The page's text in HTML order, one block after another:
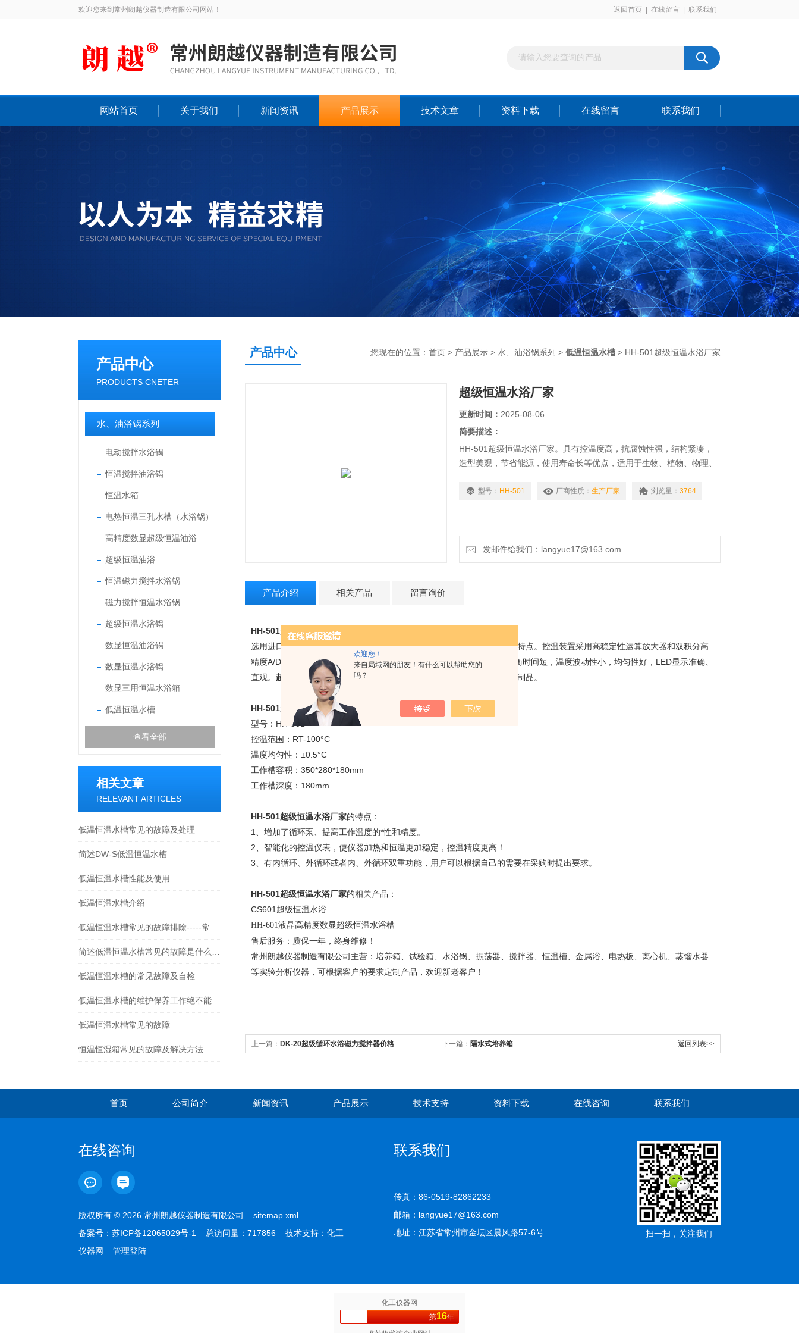
欢迎您！
来自局域网的朋友！有什么可以帮助您的
吗？
欢迎您来到常州朗越仪器制造有限公司网站！ 返回首页 在线留言 联系我们
网站首页 关于我们 新闻资讯 产品展示 技术文章 资料下载 在线留言 联系我们
产品中心
PRODUCTS CNETER
水、油浴锅系列
电动搅拌水浴锅
恒温搅拌油浴锅
恒温水箱
电热恒温三孔水槽（水浴锅）
高精度数显超级恒温油浴
超级恒温油浴
恒温磁力搅拌水浴锅
磁力搅拌恒温水浴锅
超级恒温水浴锅
数显恒温油浴锅
数显恒温水浴锅
数显三用恒温水浴箱
低温恒温水槽
查看全部
相关文章
RELEVANT ARTICLES
低温恒温水槽常见的故障及处理
简述DW-S低温恒温水槽
低温恒温水槽性能及使用
低温恒温水槽介绍
低温恒温水槽的常见故障及自检
低温恒温水槽常见的故障
恒温恒湿箱常见的故障及解决方法
产品中心 您现在的位置： 首页 > 产品展示 > 水、油浴锅系列 > 低温恒温水槽 > HH-501超级恒温水浴厂家
超级恒温水浴厂家
更新时间： 2025-08-06
简要描述：
HH-501超级恒温水浴厂家。具有控温度高，抗腐蚀性强，结构紧凑，
造型美观，节省能源，使用寿命长等优点，适用于生物、植物、物理、
型号： HH-501 厂商性质： 生产厂家 浏览量： 3764
发邮件给我们：langyue17@163.com
产品介绍 相关产品 留言询价
HH-501 超级恒温水浴厂家
选用进口优质不锈钢板和精密机械加工工艺制造，具有耐高温，耐腐蚀的特点。控温装置采用高稳定性运算放大器和双积分高
精度A/D转换技术：远红外加热技术设计而成，加上磁力搅拌，产品热平衡时间短，温度波动性小，均匀性好，LED显示准确、
直观。 超级恒温水浴广泛用于蒸馏、干燥、浓缩以及温渍化学药品或生物制品。
HH-501 超级恒温水浴厂家的技术参数：
型号：HH-501
控温范围：RT-100°C
温度均匀性：±0.5°C
工作槽容积：350*280*180mm
工作槽深度：180mm
HH-501超级恒温水浴厂家的特点：
1、增加了循环泵、提高工作温度的*性和精度。
2、智能化的控温仪表，使仪器加热和恒温更加稳定，控温精度更高！
3、有内循环、外循环或者内、外循环双重功能，用户可以根据自己的需要在采购时提出要求。
HH-501超级恒温水浴厂家的相关产品：
CS601超级恒温水浴
HH-601液晶高精度数显超级恒温水浴槽
售后服务：质保一年，终身维修！
常州朗越仪器制造有限公司主营：培养箱、试验箱、水浴锅、振荡器、搅拌器、恒温槽、金属浴、电热板、离心机、蒸馏水器
等实验分析仪器，可根据客户的要求定制产品，欢迎新老客户！
上一篇： DK-20超级循环水浴磁力搅拌器价格 下一篇： 隔水式培养箱 返回列表>>
首页 公司简介 新闻资讯 产品展示 技术支持 资料下载 在线咨询 联系我们
在线咨询
版权所有 © 2026 常州朗越仪器制造有限公司 sitemap.xml
备案号： 苏ICP备12065029号-1 总访问量：717856 技术支持： 化工
仪器网
管理登陆
联系我们
传真：86-0519-82862233
邮箱：langyue17@163.com
地址：江苏省常州市金坛区晨风路57-6号
扫一扫，关注我们
化工仪器网
第16年